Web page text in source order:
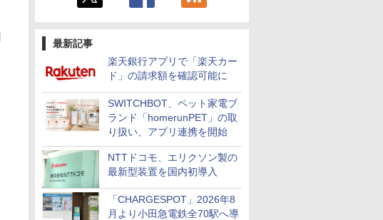
最新記事
楽天銀行アプリで「楽天カー
ド」の請求額を確認可能に
SWITCHBOT、ペット家電ブ
ランド「homerunPET」の取
り扱い、アプリ連携を開始
NTTドコモ、エリクソン製の
最新型装置を国内初導入
「CHARGESPOT」2026年8
月より小田急電鉄全70駅へ導